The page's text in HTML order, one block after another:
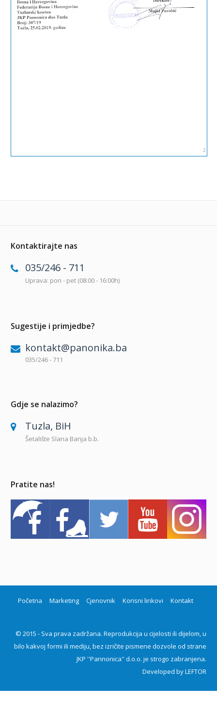
Kontaktirajte nas
035/246 - 711
Uprava: pon - pet (08:00 - 16:00h)
Sugestije i primjedbe?
kontakt@panonika.ba
035/246 - 711
Gdje se nalazimo?
Tuzla, BiH
Šetalište Slana Banja b.b.
Pratite nas!
Početna Marketing Cjenovnik Korisni linkovi Kontakt
© 2015 - Sva prava zadržana. Reprodukcija u cijelosti ili dijelom, u
bilo kakvoj formi ili mediju, bez izričite pismene dozvole od strane
JKP ''Pannonica'' d.o.o. je strogo zabranjena.
Developed byLEFTOR